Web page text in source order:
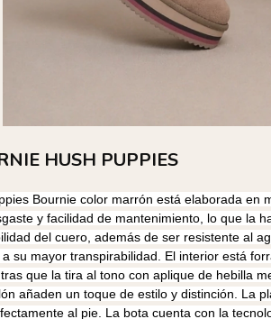
HUSH PUPPIES
Bournie color marrón está elaborada en
y facilidad de mantenimiento, lo que la
del cuero, además de ser resistente al
su mayor transpirabilidad. El interior está
que la tira al tono con aplique de hebilla
añaden un toque de estilo y distinción. La
al pie. La bota cuenta con la